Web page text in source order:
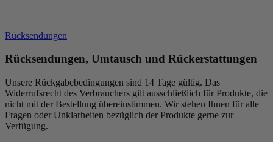
Rücksendungen
Rücksendungen, Umtausch und Rückerstattungen
Unsere Rückgabebedingungen sind 14 Tage gültig. Das
Widerrufsrecht des Verbrauchers gilt ausschließlich für Produkte, die
nicht mit der Bestellung übereinstimmen. Wir stehen Ihnen für alle
Fragen oder Unklarheiten bezüglich der Produkte gerne zur
Verfügung.